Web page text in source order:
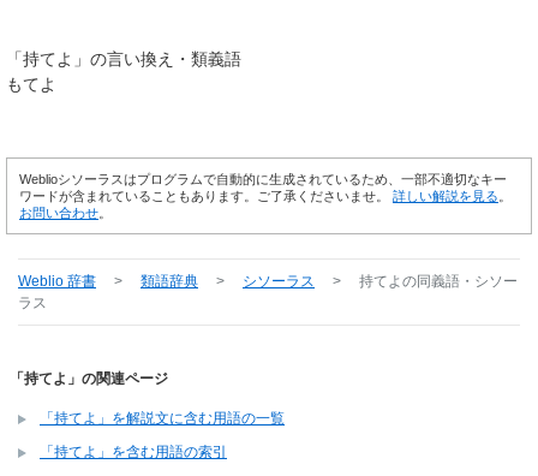
「持てよ 」の言い換え・類義語
もてよ
Weblioシソーラスはプログラムで自動的に生成されているため、一部不適切なキー
ワードが含まれていることもあります。ご了承くださいませ。 詳しい解説を見る
お問い合わせ
Weblio 辞書 > 類語辞典 > シソーラス > 持てよ の同義語・シソー
ラス
「持てよ」の関連ページ
「持てよ」を解説文に含む用語の一覧
「持てよ」を含む用語の索引